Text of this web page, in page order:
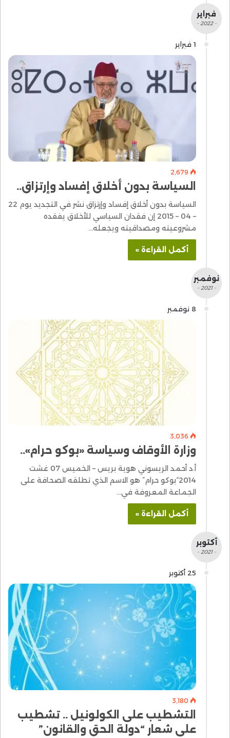
فبراير
- 2022 -
1 فبراير
2٬679
السياسة بدون أخلاق إفساد وإرتزاق..
السياسة بدون أخلاق إفساد وإرتزاق نشر في التجديد يوم 22
– 04 – 2015 إن فقدان السياسي للأخلاق يفقده
مشروعيته ومصداقيته ويجعله…
أكمل القراءة »
نوفمبر
- 2021 -
8 نوفمبر
3٬036
وزارة الأوقاف وسياسة «بوكو حرام»..
أ.د أحمد الريسوني هوية بريس – الخميس 07 غشت
2014“بوكو حرام” هو الاسم الذي تطلقه الصحافة على
الجماعة المعروفة في…
أكمل القراءة »
أكتوبر
- 2021 -
25 أكتوبر
3٬180
التشطيب على الكولونيل .. تشطيب
على شعار “دولة الحق والقانون”